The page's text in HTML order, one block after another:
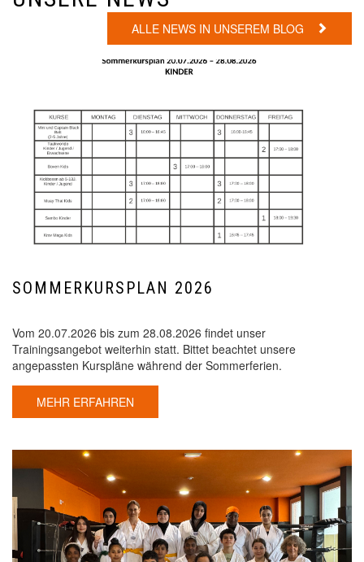
ALLE NEWS IN UNSEREM BLOG
SOMMERKURSPLAN 2026
Vom 20.07.2026 bis zum 28.08.2026 findet unser
Trainingsangebot weiterhin statt. Bittet beachtet unsere
angepassten Kurspläne während der Sommerferien.
MEHR ERFAHREN